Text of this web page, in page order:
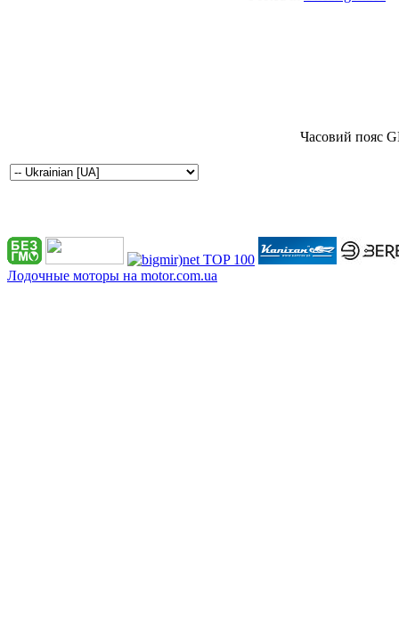
Часовий пояс
Лодочные моторы на motor.com.ua